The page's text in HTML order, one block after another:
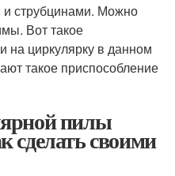
струбцинами. Можно
Вот такое
на циркулярку в данном
такое приспособление
пилы
сделать своими